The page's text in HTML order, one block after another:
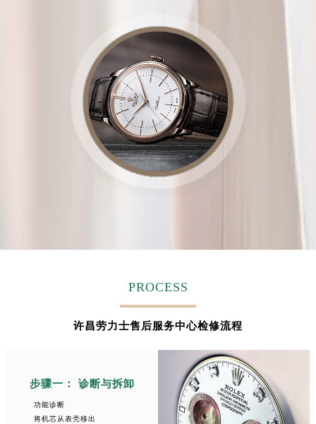
山西省运城市盐湖区河东街劳力士售后服务中心（需提前预约）
安徽省安庆市迎江区人民路劳力士售后服务中心（需提前预约）
安徽省滁州市琅琊区南谯北路劳力士售后服务中心（需提前预约）
安徽省淮北市相山区淮海路劳力士售后服务中心（需提前预约）
安徽省六安市金安区解放中路劳力士售后服务中心（需提前预约）
安徽省宿州市埇桥区人民中路劳力士售后服务中心（需提前预约）
安徽省铜陵市铜官区石城大道劳力士售后服务中心（需提前预约）
PROCESS
许昌劳力士售后服务中心检修流程
步骤一： 诊断与拆卸
功能诊断
将机芯从表壳移出